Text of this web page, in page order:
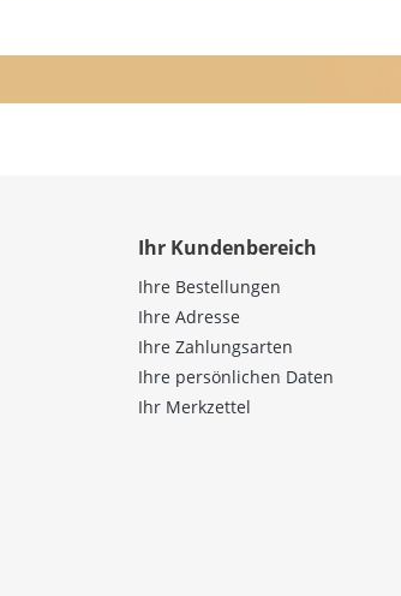
Ihr Kundenbereich
Ihre Bestellungen
Ihre Adresse
Ihre Zahlungsarten
Ihre persönlichen Daten
Ihr Merkzettel